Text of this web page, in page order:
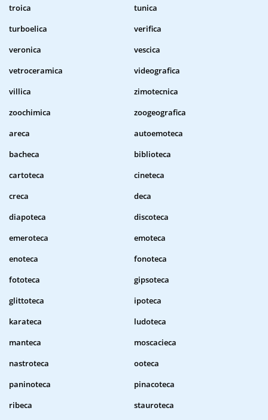
troica
tunica
turboelica
verifica
veronica
vescica
vetroceramica
videografica
villica
zimotecnica
zoochimica
zoogeografica
areca
autoemoteca
bacheca
biblioteca
cartoteca
cineteca
creca
deca
diapoteca
discoteca
emeroteca
emoteca
enoteca
fonoteca
fototeca
gipsoteca
glittoteca
ipoteca
karateca
ludoteca
manteca
moscacieca
nastroteca
ooteca
paninoteca
pinacoteca
ribeca
stauroteca